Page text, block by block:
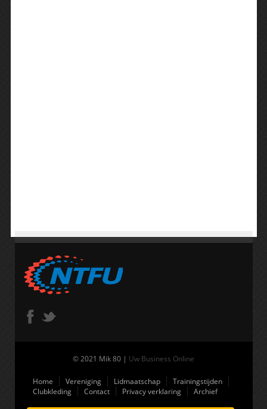
© 2021 Mik 80 | Uw Business Online
Home Vereniging Lidmaatschap
Trainingstijden
Clubkleding
Contact Privacy verklaring Archief